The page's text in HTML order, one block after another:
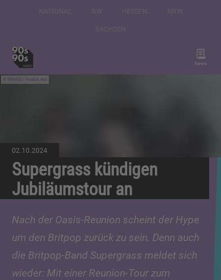
News
IMAGO / Avalon.red
02.10.2024
Supergrass kündigen
Jubiläumstour an
Nach der Oasis-Reunion scheint der Hype
um den Britpop zurück zu sein. Denn auch
die Britpop-Band Supergrass meldet sich
wieder: Mit einer Reunion-Tour zum